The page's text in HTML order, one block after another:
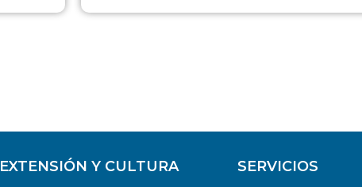
EXTENSIÓN Y CULTURA SERVICIOS